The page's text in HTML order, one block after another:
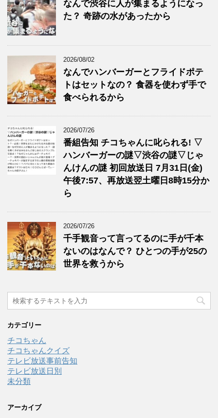
なんで渋谷に人が集まるようになっ
た？ 奇跡の水があったから
2026/08/02
なんでハンバーガーとフライドポテ
トはセットなの？ 食器を使わず手で
食べられるから
2026/07/26
番組告知 チコちゃんに叱られる! ▽
ハンバーガーの謎▽渋谷の謎▽じゃ
んけんの謎 初回放送日 7月31日(金)
午後7:57、再放送翌土曜日8時15分か
ら
2026/07/26
千手観音って言ってるのに手が千本
ないのはなんで？ ひとつの手が25の
世界を救うから
カテゴリー
チコちゃん
チコちゃんクイズ
テレビ放送事前告知
テレビ放送日別
未分類
アーカイブ